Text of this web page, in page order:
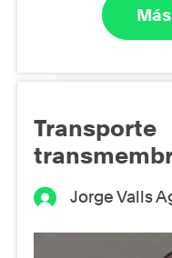
Transporte
Jorge Valls